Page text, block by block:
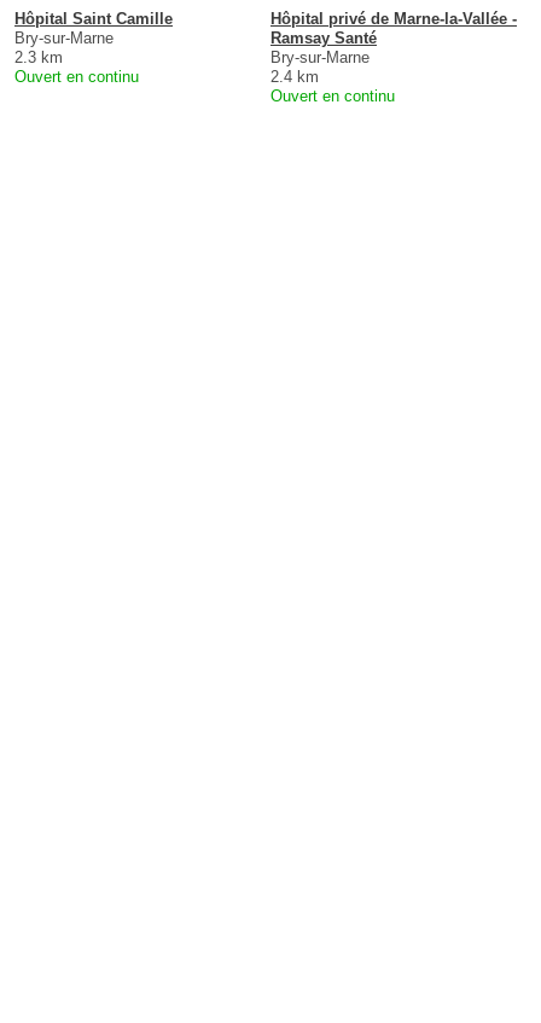
Hôpital Saint Camille
Bry-sur-Marne
2.3 km
Ouvert en continu
Hôpital privé de Marne-la-Vallée -
Ramsay Santé
Bry-sur-Marne
2.4 km
Ouvert en continu